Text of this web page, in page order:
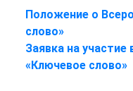
Положение о
слово»
Заявка на
«Ключевое слово»